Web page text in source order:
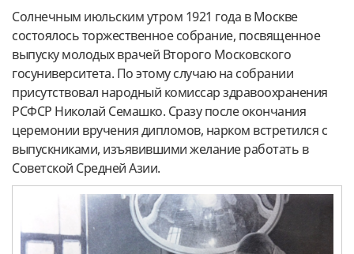
Солнечным июльским утром 1921 года в Москве
состоялось торжественное собрание, посвященное
выпуску молодых врачей Второго Московского
госуниверситета. По этому случаю на собрании
присутствовал народный комиссар здравоохранения
РСФСР Николай Семашко. Сразу после окончания
церемонии вручения дипломов, нарком встретился с
выпускниками, изъявившими желание работать в
Советской Средней Азии.